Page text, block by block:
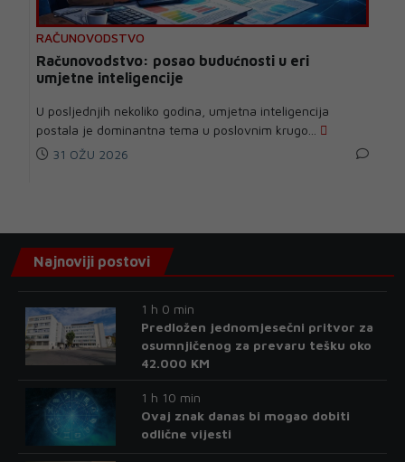
RAČUNOVODSTVO
Računovodstvo: posao budućnosti u eri
umjetne inteligencije
U posljednjih nekoliko godina, umjetna inteligencija
postala je dominantna tema u poslovnim krugo...
31 OŽU 2026
Najnoviji postovi
1 h 0 min
Predložen jednomjesečni pritvor za
osumnjičenog za prevaru tešku oko
42.000 KM
1 h 10 min
Ovaj znak danas bi mogao dobiti
odlične vijesti